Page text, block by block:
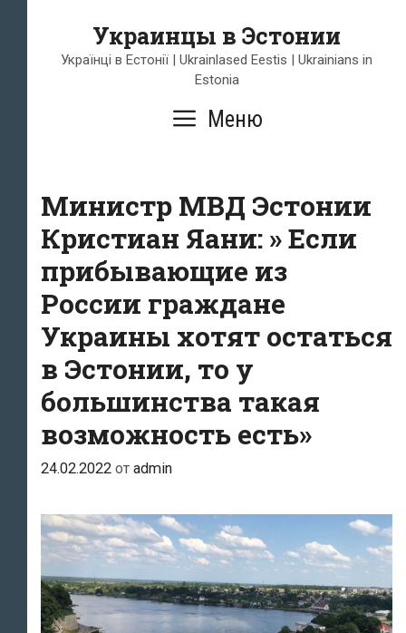
содержимому
Украинцы в Эстонии
Українці в Естонії | Ukrainlased Eestis | Ukrainians in
Estonia
Меню
Министр МВД Эстонии
Кристиан Яани: » Если
прибывающие из
России граждане
Украины хотят остаться
в Эстонии, то у
большинства такая
возможность есть»
24.02.2022 от admin